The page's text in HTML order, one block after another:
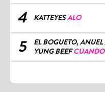
4 KATTEYESALO
5
EL BOGUETO,
YUNG BEEF